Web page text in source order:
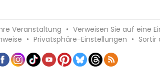
Veranstaltung • Verweisen Sie auf eine
• Privatsphäre-Einstellungen • Sortir